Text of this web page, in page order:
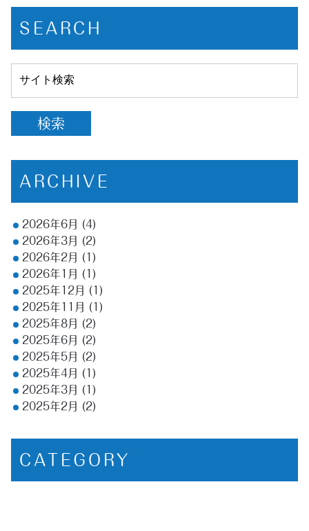
SEARCH
ARCHIVE
2026年6月
(4)
2026年3月
(2)
2026年2月
(1)
2026年1月
(1)
2025年12月
(1)
2025年11月
(1)
2025年8月
(2)
2025年6月
(2)
2025年5月
(2)
2025年4月
(1)
2025年3月
(1)
2025年2月
(2)
CATEGORY